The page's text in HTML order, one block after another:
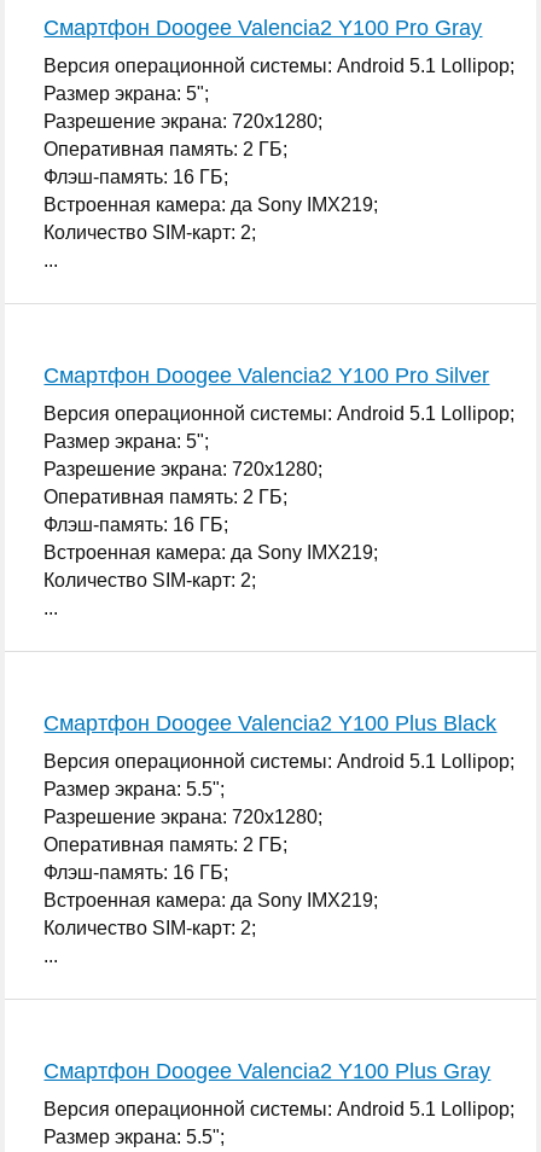
Смартфон Doogee Valencia2 Y100 Pro Gray
Версия операционной системы: Android 5.1 Lollipop;
Размер экрана: 5";
Разрешение экрана: 720x1280;
Оперативная память: 2 ГБ;
Флэш-память: 16 ГБ;
Встроенная камера: да Sony IMX219;
Количество SIM-карт: 2;
...
Смартфон Doogee Valencia2 Y100 Pro Silver
Версия операционной системы: Android 5.1 Lollipop;
Размер экрана: 5";
Разрешение экрана: 720x1280;
Оперативная память: 2 ГБ;
Флэш-память: 16 ГБ;
Встроенная камера: да Sony IMX219;
Количество SIM-карт: 2;
...
Смартфон Doogee Valencia2 Y100 Plus Black
Версия операционной системы: Android 5.1 Lollipop;
Размер экрана: 5.5";
Разрешение экрана: 720x1280;
Оперативная память: 2 ГБ;
Флэш-память: 16 ГБ;
Встроенная камера: да Sony IMX219;
Количество SIM-карт: 2;
...
Смартфон Doogee Valencia2 Y100 Plus Gray
Версия операционной системы: Android 5.1 Lollipop;
Размер экрана: 5.5";